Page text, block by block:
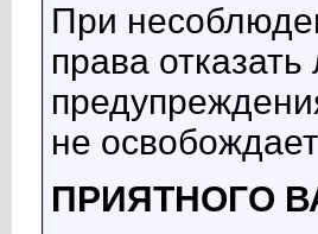
При
права
не
ПРИЯТНОГО